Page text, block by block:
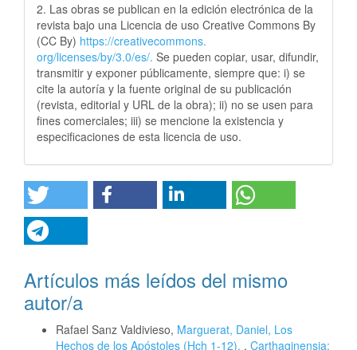
2. Las obras se publican en la edición electrónica de la
revista bajo una Licencia de uso Creative Commons By
(CC By) https://creativecommons.
org/licenses/by/3.0/es/. Se pueden copiar, usar, difundir,
transmitir y exponer públicamente, siempre que: i) se
cite la autoría y la fuente original de su publicación
(revista, editorial y URL de la obra); ii) no se usen para
fines comerciales; iii) se mencione la existencia y
especificaciones de esta licencia de uso.
Artículos más leídos del mismo
autor/a
Rafael Sanz Valdivieso, Marguerat, Daniel, Los
Hechos de los Apóstoles (Hch 1-12). , Carthaginensia: